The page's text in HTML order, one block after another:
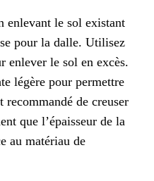
enlevant le sol existant
pour la dalle. Utilisez
enlever le sol en excès.
légère pour permettre
recommandé de creuser
que l’épaisseur de la
au matériau de